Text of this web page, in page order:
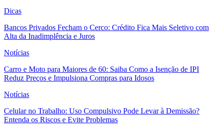
Dicas
Bancos Privados Fecham o Cerco: Crédito Fica Mais Seletivo com
Alta da Inadimplência e Juros
Notícias
Carro e Moto para Maiores de 60: Saiba Como a Isenção de IPI
Reduz Preços e Impulsiona Compras para Idosos
Notícias
Celular no Trabalho: Uso Compulsivo Pode Levar à Demissão?
Entenda os Riscos e Evite Problemas